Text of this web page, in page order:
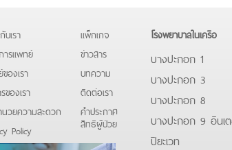
บเรา
รแพทย์
องเรา
ของเรา
วยความสะดวก
Policy
แพ็กเกจ
ข่าวสาร
บทความ
ติดต่อเรา
คําประกาศ
สิทธิผู้ป่วย
โรงพยาบาลในเครือ
บางปะกอก 1
บางปะกอก 3
บางปะกอก 8
บางปะกอก 9 อินเ
ปิยะเวท